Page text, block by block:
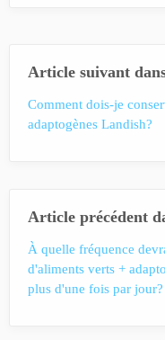
Article suivant
Comment dois-je
adaptogènes Landish?
Article précédent
À quelle fréquence
d'aliments verts +
plus d'une fois par jour?